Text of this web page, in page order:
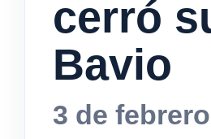
cerró
Bavio
3 de